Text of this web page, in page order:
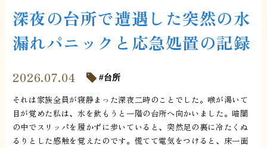
深夜の台所で遭遇した突然の水
漏れパニックと応急処置の記録
2026.07.04 台所
それは家族全員が寝静まった深夜二時のことでした。喉が渇いて
目が覚めた私は、水を飲もうと一階の台所へ向かいました。暗闇
の中でスリッパを履かずに歩いていると、突然足の裏に冷たくぬ
るりとした感触を覚えたのです。慌てて電気をつけると、床一面